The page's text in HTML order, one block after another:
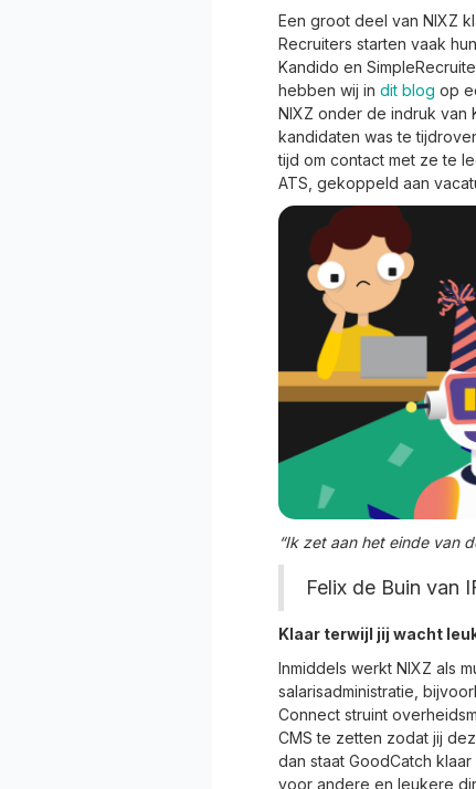
Een groot deel van NIXZ
Recruiters starten vaak
Kandido en
hebben wij in dit blog op
NIXZ onder de indruk van
kandidaten was te
tijd om contact met ze te
ATS, gekoppeld aan
“Ik zet aan het einde van
Felix de Buin van
Klaar terwijl jij wacht
Inmiddels werkt NIXZ als
salarisadministratie,
Connect struint
CMS te zetten zodat jij
dan staat GoodCatch
voor andere en leukere